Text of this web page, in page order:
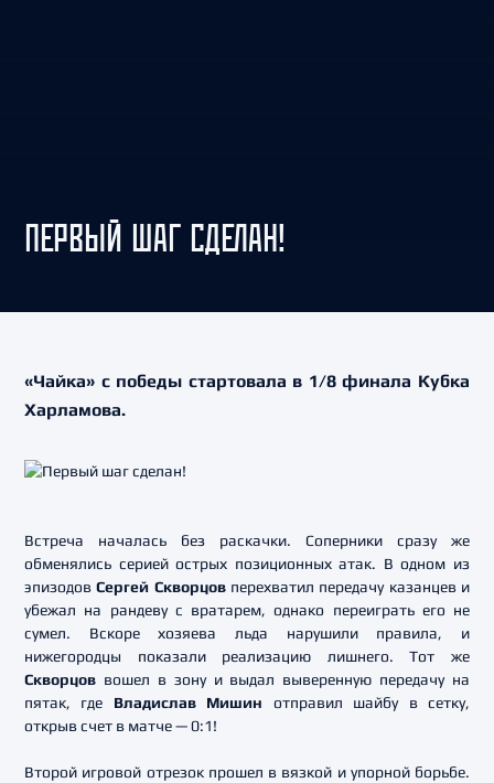
ПЕРВЫЙ ШАГ СДЕЛАН!
«Чайка» с победы стартовала в 1/8 финала Кубка
Харламова.
Встреча началась без раскачки. Соперники сразу же
обменялись серией острых позиционных атак. В одном из
эпизодовСергей Скворцов перехватил передачу казанцев и
убежал на рандеву с вратарем, однако переиграть его не
сумел. Вскоре хозяева льда нарушили правила, и
нижегородцы показали реализацию лишнего. Тот же
Скворцов вошел в зону и выдал выверенную передачу на
пятак, где Владислав Мишин отправил шайбу в сетку,
открыв счет в матче — 0:1!
Второй игровой отрезок прошел в вязкой и упорной борьбе.